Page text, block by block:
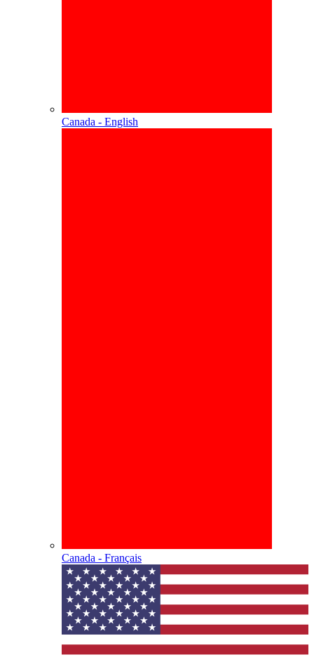
Canada - English
Canada - Français